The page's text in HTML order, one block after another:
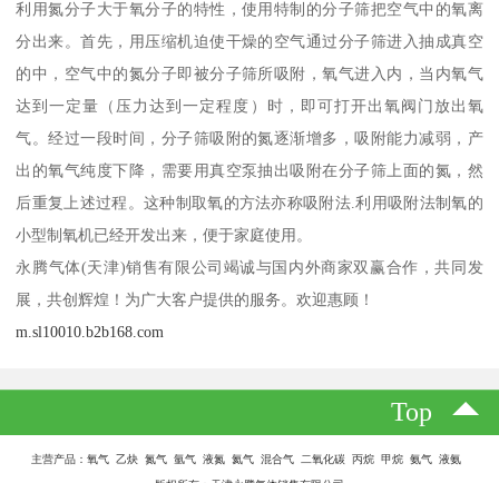
利用氮分子大于氧分子的特性，使用特制的分子筛把空气中的氧离
分出来。首先，用压缩机迫使干燥的空气通过分子筛进入抽成真空
的中，空气中的氮分子即被分子筛所吸附，氧气进入内，当内氧气
达到一定量（压力达到一定程度）时，即可打开出氧阀门放出氧
气。经过一段时间，分子筛吸附的氮逐渐增多，吸附能力减弱，产
出的氧气纯度下降，需要用真空泵抽出吸附在分子筛上面的氮，然
后重复上述过程。这种制取氧的方法亦称吸附法.利用吸附法制氧的
小型制氧机已经开发出来，便于家庭使用。
永腾气体(天津)销售有限公司竭诚与国内外商家双赢合作，共同发
展，共创辉煌！为广大客户提供的服务。欢迎惠顾！
m.sl10010.b2b168.com
Top
主营产品：氧气 乙炔 氮气 氩气 液氮 氦气 混合气 二氧化碳 丙烷 甲烷 氨气 液氨